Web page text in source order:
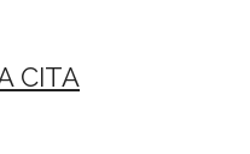
CITA